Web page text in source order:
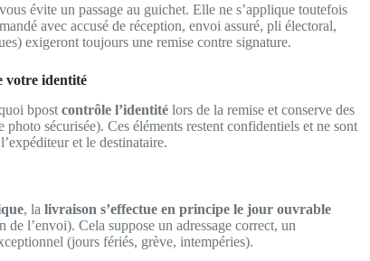
évite un passage au guichet. Elle ne s’applique toutefois
avec accusé de réception, envoi assuré, pli électoral,
exigeront toujours une remise contre signature.
votre identité
bpost contrôle l’identité lors de la remise et conserve des
photo sécurisée). Ces éléments restent confidentiels et ne sont
et le destinataire.
, la livraison s’effectue en principe le jour ouvrable
l’envoi). Cela suppose un adressage correct, un
(jours fériés, grève, intempéries).